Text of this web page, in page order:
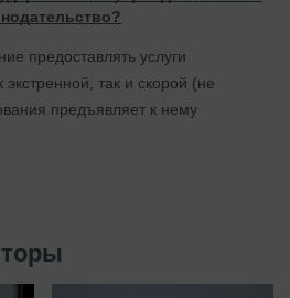
предоставлять услуги
так и скорой (не
предъявляет к нему